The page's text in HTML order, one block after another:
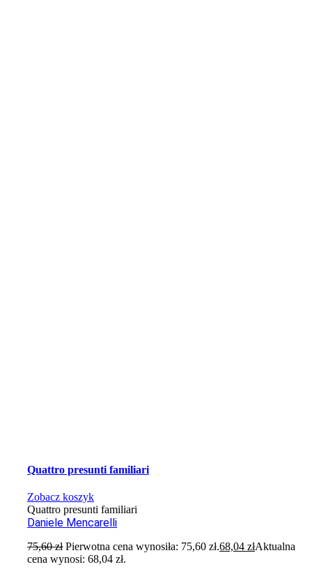
Quattro presunti familiari
Zobacz koszyk
Quattro presunti familiari
Daniele Mencarelli
75,60zł Pierwotna cena wynosiła: 75,60 zł.68,04złAktualna
cena wynosi: 68,04 zł.